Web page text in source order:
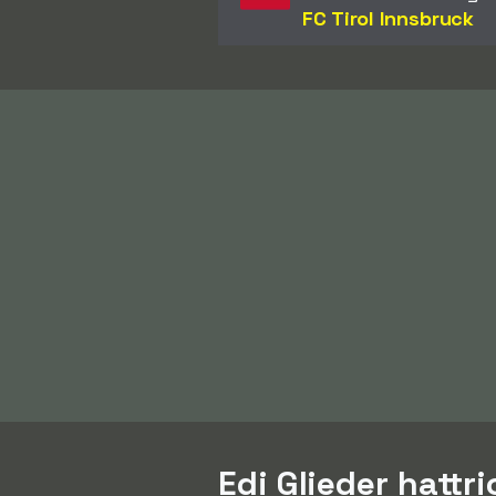
FC Tirol Innsbruck
Edi Glieder